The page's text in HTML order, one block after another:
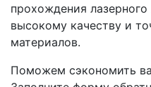
прохождения лазерного
высокому качеству и
материалов.
Поможем сэкономить